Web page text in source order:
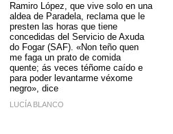
Ramiro López, que vive solo en una
aldea de Paradela, reclama que le
presten las horas que tiene
concedidas del Servicio de Axuda
do Fogar (SAF). «Non teño quen
me faga un prato de comida
quente; ás veces téñome caído e
para poder levantarme véxome
negro», dice
LUCÍA BLANCO